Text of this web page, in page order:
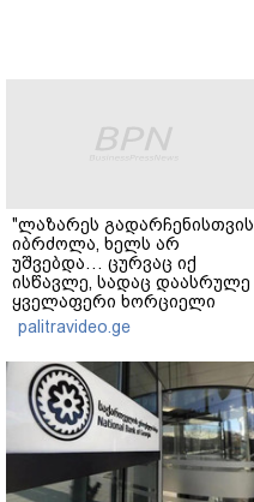
"ლაზარეს გადარჩენისთვის
იბრძოლა, ხელს არ
უშვებდა… ცურვაც იქ
ისწავლე, სადაც დაასრულე
ყველაფერი ხორციელი
ცხოვრებიდან" – რას წერს
ხობში დაღუპული დედა-
შვილის ახლობელი?
palitravideo.ge